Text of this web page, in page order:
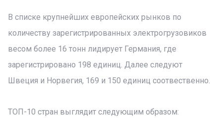
В списке крупнейших европейских рынков по
количеству зарегистрированных электрогрузовиков
весом более 16 тонн лидирует Германия, где
зарегистрировано 198 единиц. Далее следуют
Швеция и Норвегия, 169 и 150 единиц соотвественно.
ТОП-10 стран выглядит следующим образом: